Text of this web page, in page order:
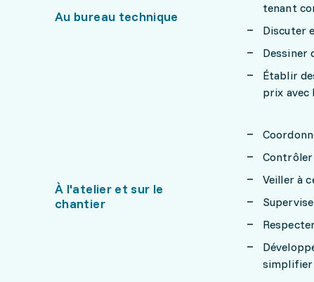
Au bureau technique
tenant
Discuter
Dessiner
Établir
prix avec
À l'atelier et sur le
chantier
Veiller à
simplifier